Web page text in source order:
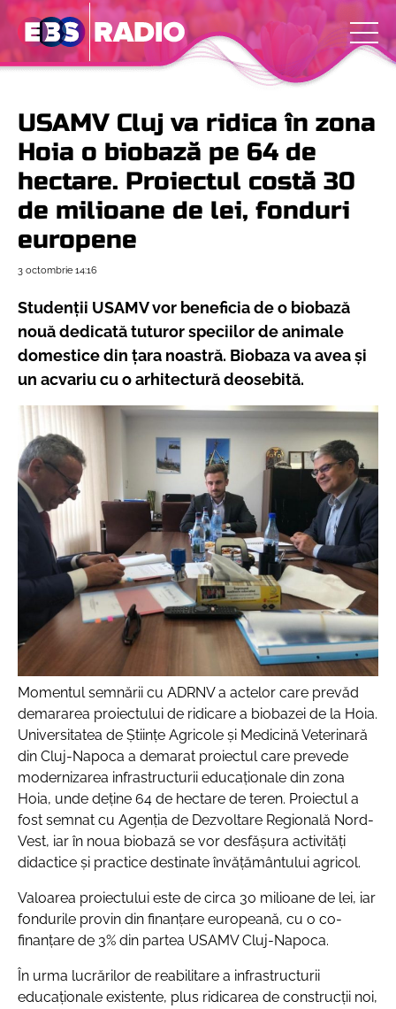
USAMV Cluj va ridica în zona
Hoia o biobază pe 64 de
hectare. Proiectul costă 30
de milioane de lei, fonduri
europene
3 octombrie 14:16
Studenții USAMV vor beneficia de o biobază
nouă dedicată tuturor speciilor de animale
domestice din țara noastră. Biobaza va avea și
un acvariu cu o arhitectură deosebită.
Momentul semnării cu ADRNV a actelor care prevăd
demararea proiectului de ridicare a biobazei de la Hoia.
Universitatea de Științe Agricole și Medicină Veterinară
din Cluj-Napoca a demarat proiectul care prevede
modernizarea infrastructurii educaționale din zona
Hoia, unde deține 64 de hectare de teren. Proiectul a
fost semnat cu Agenția de Dezvoltare Regională Nord-
Vest, iar în noua biobază se vor desfășura activități
didactice și practice destinate învățământului agricol.
Valoarea proiectului este de circa 30 milioane de lei, iar
fondurile provin din finanțare europeană, cu o co-
finanțare de 3% din partea USAMV Cluj-Napoca.
În urma lucrărilor de reabilitare a infrastructurii
educaționale existente, plus ridicarea de construcții noi,